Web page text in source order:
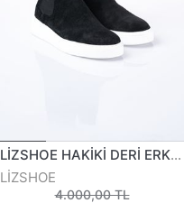
LİZSHOE HAKİKİ DERİ ERKEK GÜNLÜK BOT PİK 204122K
LİZSHOE
4.000,00 TL